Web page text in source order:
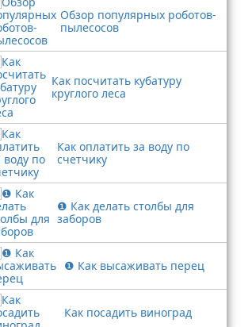
Обзор популярных роботов-
пылесосов
Как посчитать кубатуру
круглого леса
Как оплатить за воду по
счетчику
❶ Как делать столбы для
заборов
❶ Как высаживать перец
Как посадить виноград